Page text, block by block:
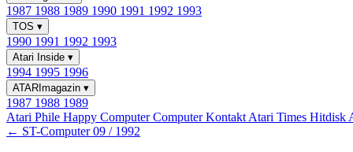
1987 1988 1989 1990 1991 1992 1993
TOS ▾
1990 1991 1992 1993
Atari Inside ▾
1994 1995 1996
ATARImagazin ▾
1987 1988 1989
Atari Phile Happy ComputerComputer Kontakt Atari Times Hitdisk
← ST-Computer 09 / 1992